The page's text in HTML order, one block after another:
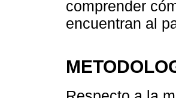
comprender
encuentran al